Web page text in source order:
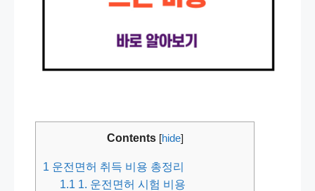
Contents [hide]
1 운전면허 취득 비용 총정리
1.1 1. 운전면허 시험 비용